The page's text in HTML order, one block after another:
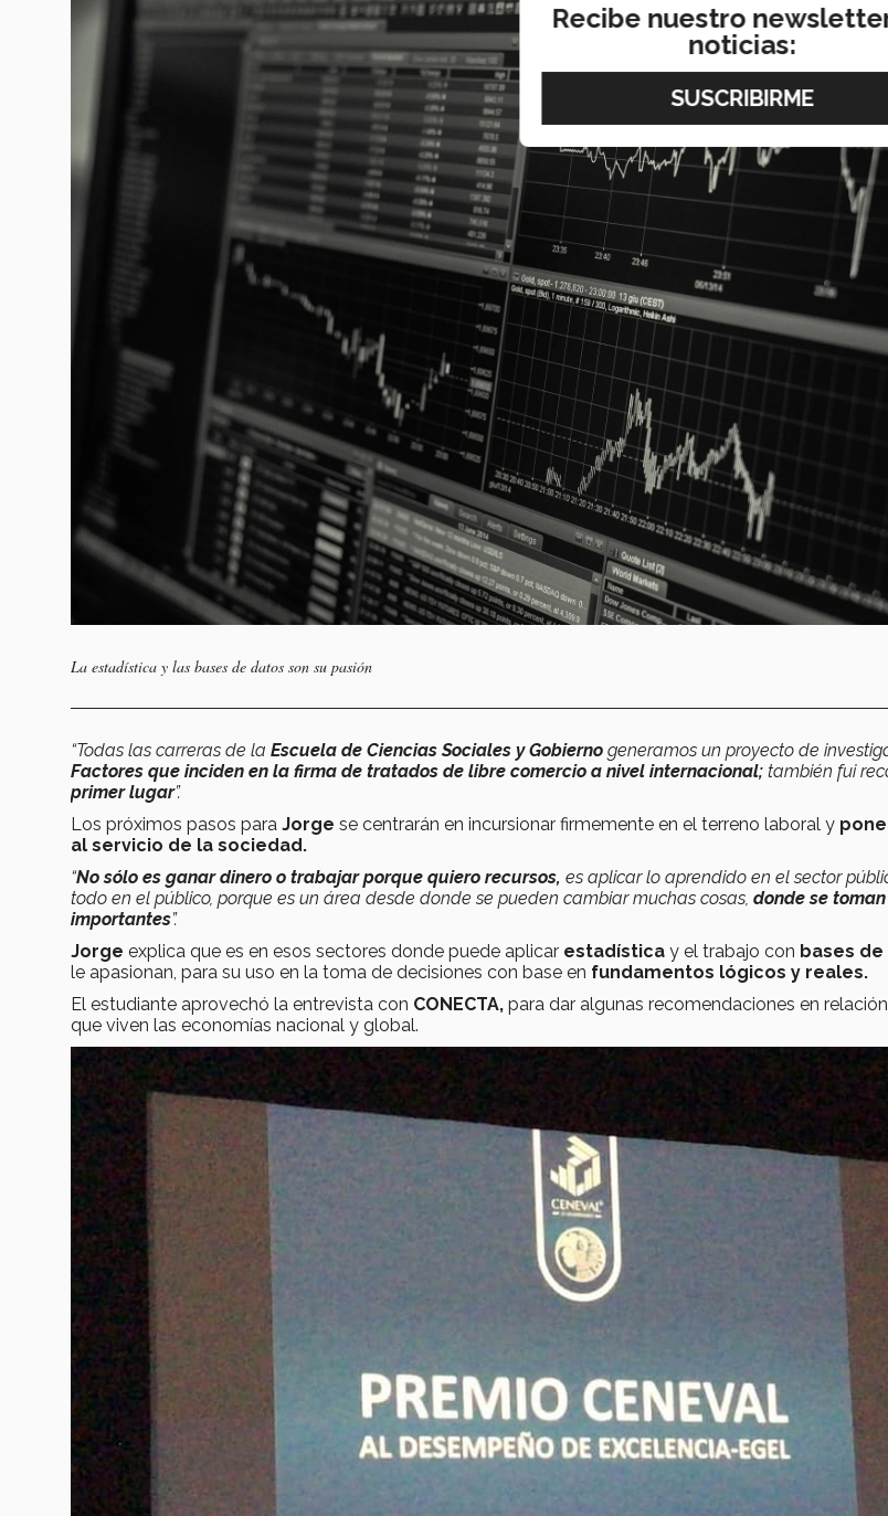
La estadística y las bases de datos son su pasión
“Todas las carreras de la Escuela de Ciencias Sociales y Gobierno generamos un proyecto de
Factores que inciden en la firma de tratados de libre comercio a nivel internacional; también fui
primer lugar”.
Los próximos pasos para Jorge se centrarán en incursionar firmemente en el terreno laboral y
al servicio de la sociedad.
“No sólo es ganar dinero o trabajar porque quiero recursos, es aplicar lo aprendido en el sector
todo en el público, porque es un área desde donde se pueden cambiar muchas cosas, donde se
importantes”.
Jorge explica que es en esos sectores donde puede aplicar estadística y el trabajo con bases
le apasionan, para su uso en la toma de decisiones con base en fundamentos lógicos y reales.
El estudiante aprovechó la entrevista con CONECTA, para dar algunas recomendaciones en
que viven las economías nacional y global.
Recibe nuestro
noticias: